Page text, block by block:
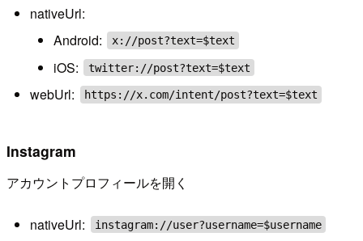
nativeUrl:
Android:
x://post?text=$text
iOS: twitter://post?text=$text
webUrl: https://x.com/intent/post?text=$text
Instagram
アカウントプロフィールを開く
nativeUrl: instagram://user?username=$username